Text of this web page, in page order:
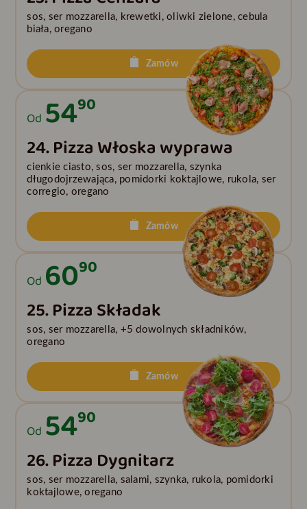
sos, ser mozzarella, krewetki, oliwki zielone, cebula
biała, oregano
Zamów
Od 5490
24. Pizza Włoska wyprawa
cienkie ciasto, sos, ser mozzarella, szynka
długodojrzewająca, pomidorki koktajlowe, rukola, ser
corregio, oregano
Zamów
Od 6090
25. Pizza Składak
sos, ser mozzarella, +5 dowolnych składników,
oregano
Zamów
Od 5490
26. Pizza Dygnitarz
sos, ser mozzarella, salami, szynka, rukola, pomidorki
koktajlowe, oregano